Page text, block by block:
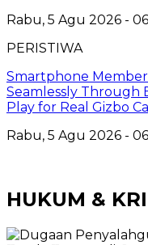
Rabu, 5 Agu 2026 -
PERISTIWA
Smartphone
Seamlessly Through
Play for Real Gizbo
Rabu, 5 Agu 2026 -
HUKUM &